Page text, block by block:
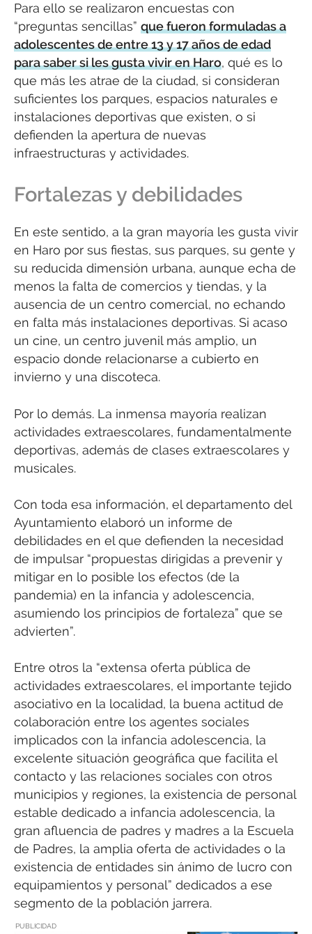
Para ello se realizaron encuestas con
“preguntas sencillas” que fueron formuladas a
adolescentes de entre 13 y 17 años de edad
para saber si les gusta vivir en Haro, qué es lo
que más les atrae de la ciudad, si consideran
suficientes los parques, espacios naturales e
instalaciones deportivas que existen, o si
defienden la apertura de nuevas
infraestructuras y actividades.
Fortalezas y debilidades
En este sentido, a la gran mayoría les gusta vivir
en Haro por sus fiestas, sus parques, su gente y
su reducida dimensión urbana, aunque echa de
menos la falta de comercios y tiendas, y la
ausencia de un centro comercial, no echando
en falta más instalaciones deportivas. Si acaso
un cine, un centro juvenil más amplio, un
espacio donde relacionarse a cubierto en
invierno y una discoteca.
Por lo demás. La inmensa mayoría realizan
actividades extraescolares, fundamentalmente
deportivas, además de clases extraescolares y
musicales.
Con toda esa información, el departamento del
Ayuntamiento elaboró un informe de
debilidades en el que defienden la necesidad
de impulsar “propuestas dirigidas a prevenir y
mitigar en lo posible los efectos (de la
pandemia) en la infancia y adolescencia,
asumiendo los principios de fortaleza” que se
advierten”.
Entre otros la “extensa oferta pública de
actividades extraescolares, el importante tejido
asociativo en la localidad, la buena actitud de
colaboración entre los agentes sociales
implicados con la infancia adolescencia, la
excelente situación geográfica que facilita el
contacto y las relaciones sociales con otros
municipios y regiones, la existencia de personal
estable dedicado a infancia adolescencia, la
gran afluencia de padres y madres a la Escuela
de Padres, la amplia oferta de actividades o la
existencia de entidades sin ánimo de lucro con
equipamientos y personal” dedicados a ese
segmento de la población jarrera.
PUBLICIDAD